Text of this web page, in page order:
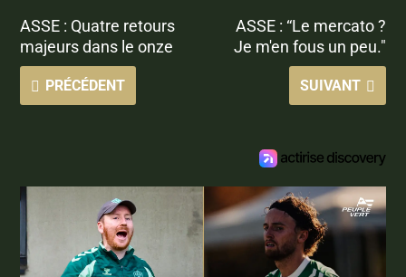
ASSE : Quatre retours
majeurs dans le onze
PRÉCÉDENT
ASSE : “Le mercato ?
Je m'en fous un peu."
SUIVANT